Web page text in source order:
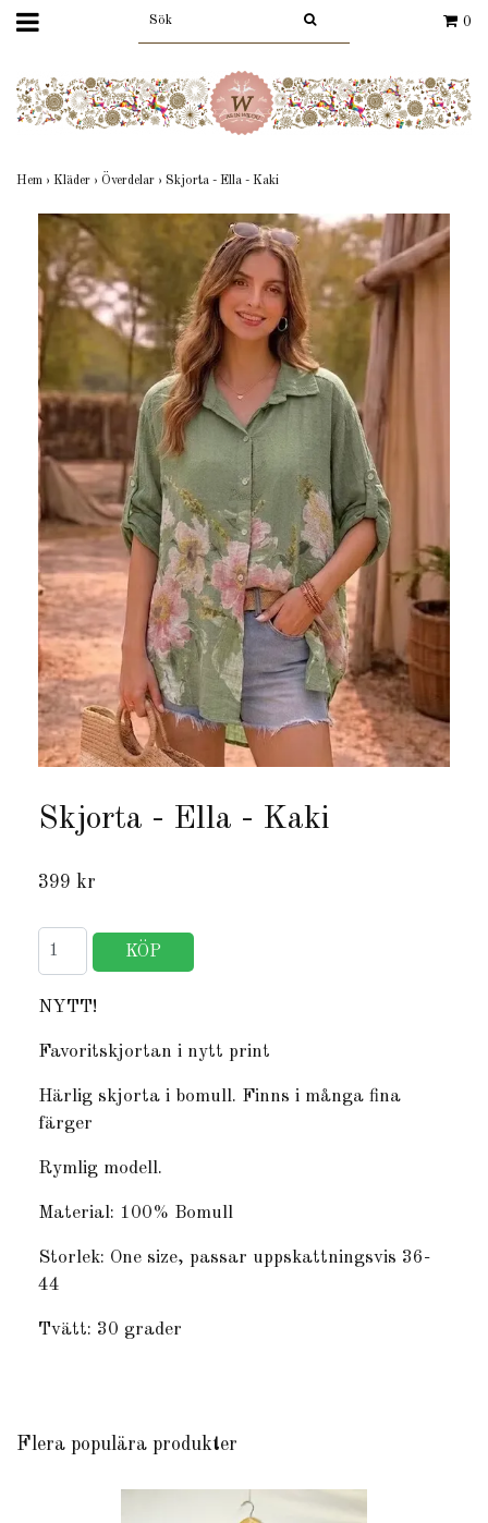
0
Hem › Kläder › Överdelar › Skjorta - Ella - Kaki
Skjorta - Ella - Kaki
399 kr
NYTT!
Favoritskjortan i nytt print
Härlig skjorta i bomull. Finns i många fina
färger
Rymlig modell.
Material: 100% Bomull
Storlek: One size, passar uppskattningsvis 36-
44
Tvätt: 30 grader
Flera populära produkter